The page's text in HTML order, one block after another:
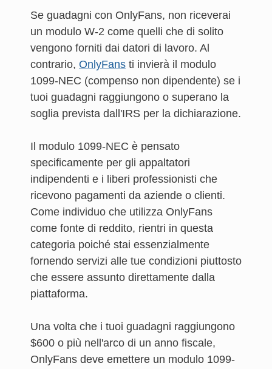
Se guadagni con OnlyFans, non riceverai
un modulo W-2 come quelli che di solito
vengono forniti dai datori di lavoro. Al
contrario, OnlyFans ti invierà il modulo
1099-NEC (compenso non dipendente) se i
tuoi guadagni raggiungono o superano la
soglia prevista dall'IRS per la dichiarazione.
Il modulo 1099-NEC è pensato
specificamente per gli appaltatori
indipendenti e i liberi professionisti che
ricevono pagamenti da aziende o clienti.
Come individuo che utilizza OnlyFans
come fonte di reddito, rientri in questa
categoria poiché stai essenzialmente
fornendo servizi alle tue condizioni piuttosto
che essere assunto direttamente dalla
piattaforma.
Una volta che i tuoi guadagni raggiungono
$600 o più nell'arco di un anno fiscale,
OnlyFans deve emettere un modulo 1099-